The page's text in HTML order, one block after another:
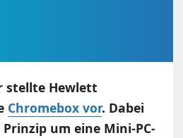
stellte Hewlett
Chromebox vor. Dabei
um eine Mini-PC-